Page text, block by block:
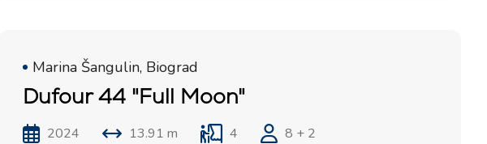
Marina Šangulin, Biograd
Dufour 44 "Full Moon"
2024 13.91 m 4
8 + 2